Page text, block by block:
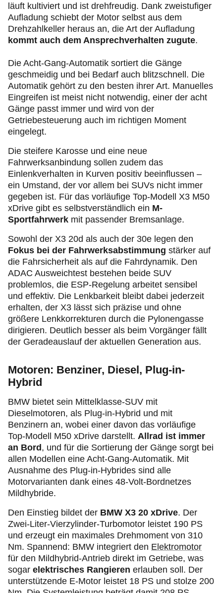
läuft kultiviert und ist drehfreudig. Dank zweistufiger
Aufladung schiebt der Motor selbst aus dem
Drehzahlkeller heraus an, die Art der Aufladung
kommt auch dem Ansprechverhalten zugute.
Die Acht-Gang-Automatik sortiert die Gänge
geschmeidig und bei Bedarf auch blitzschnell. Die
Automatik gehört zu den besten ihrer Art. Manuelles
Eingreifen ist meist nicht notwendig, einer der acht
Gänge passt immer und wird von der
Getriebesteuerung auch im richtigen Moment
eingelegt.
Die steifere Karosse und eine neue
Fahrwerksanbindung sollen zudem das
Einlenkverhalten in Kurven positiv beeinflussen –
ein Umstand, der vor allem bei SUVs nicht immer
gegeben ist. Für das vorläufige Top-Modell X3 M50
xDrive gibt es selbstverständlich ein M-
Sportfahrwerk mit passender Bremsanlage.
Sowohl der X3 20d als auch der 30e legen den
Fokus bei der Fahrwerksabstimmung stärker auf
die Fahrsicherheit als auf die Fahrdynamik. Den
ADAC Ausweichtest bestehen beide SUV
problemlos, die ESP-Regelung arbeitet sensibel
und effektiv. Die Lenkbarkeit bleibt dabei jederzeit
erhalten, der X3 lässt sich präzise und ohne
größere Lenkkorrekturen durch die Pylonengasse
dirigieren. Deutlich besser als beim Vorgänger fällt
der Geradeauslauf der aktuellen Generation aus.
Motoren: Benziner, Diesel, Plug‑in-
Hybrid
BMW bietet sein Mittelklasse-SUV mit
Dieselmotoren, als Plug‑in-Hybrid und mit
Benzinern an, wobei einer davon das vorläufige
Top-Modell M50 xDrive darstellt. Allrad ist immer
an Bord , und für die Sortierung der Gänge sorgt bei
allen Modellen eine Acht-Gang-Automatik. Mit
Ausnahme des Plug‑in-Hybrides sind alle
Motorvarianten dank eines 48-Volt-Bordnetzes
Mildhybride.
Den Einstieg bildet der BMW X3 20 xDrive. Der
Zwei-Liter-Vierzylinder-Turbomotor leistet 190 PS
und erzeugt ein maximales Drehmoment von 310
Nm. Spannend: BMW integriert den Elektromotor
für den Mildhybrid-Antrieb direkt im Getriebe, was
sogar elektrisches Rangieren erlauben soll. Der
unterstützende E-Motor leistet 18 PS und stolze 200